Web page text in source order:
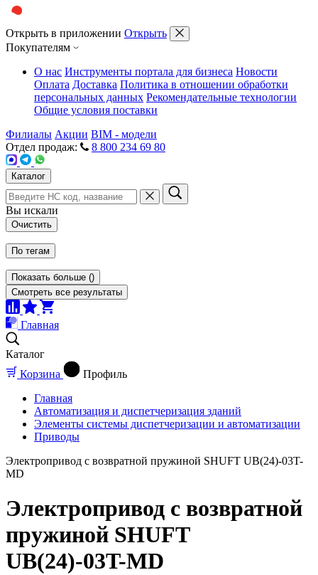
Открыть в приложении Открыть
Покупателям
О нас Инструменты портала для бизнеса Новости
Оплата Доставка Политика в отношении обработки
персональных данных Рекомендательные технологии
Общие условия поставки
Филиалы Акции BIM - модели
Отдел продаж:
8 800 234 69 80
Каталог
Вы искали
Очистить
По тегам
Показать больше ()
Смотреть все результаты
Главная
Каталог
Корзина
Профиль
Главная
Автоматизация и диспетчеризация зданий
Элементы системы диспетчеризации и автоматизации
Приводы
Электропривод с возвратной пружиной SHUFT UB(24)-03T-
MD
Электропривод с возвратной
пружиной SHUFT
UB(24)-03T-MD